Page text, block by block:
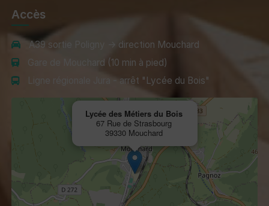
Accès
A39 sortie Poligny → direction Mouchard
Gare de Mouchard (10 min à pied)
Ligne régionale Jura - arrêt "Lycée du Bois"
Lycée des Métiers du Bois
67 Rue de Strasbourg
39330 Mouchard